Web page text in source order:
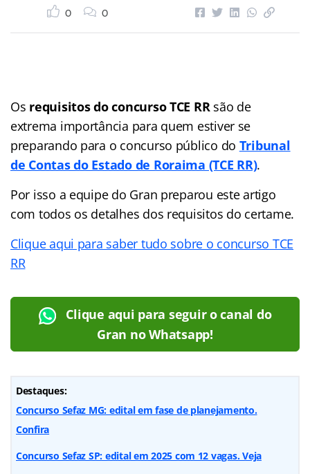
0 0
Os requisitos doconcurso TCE RRsão de
extrema importância para quem estiver se
preparando para o concurso público do Tribunal
de Contas do Estado de Roraima (TCE RR).
Por isso a equipe do Gran preparou este artigo
com todos os detalhes dos requisitos do certame.
Clique aqui para saber tudo sobre o concurso TCE
RR
Clique aqui para seguir o canal do
Gran no Whatsapp!
Destaques:
Concurso Sefaz MG: edital em fase de planejamento.
Confira
Concurso Sefaz SP: edital em 2025 com 12 vagas. Veja